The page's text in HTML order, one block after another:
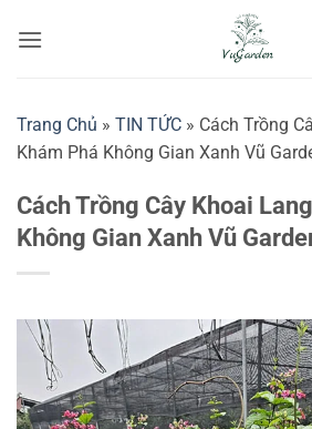
qua
Trang Chủ » TIN TỨC » Cách Trồng
Khám Phá Không Gian Xanh Vũ
Cách Trồng Cây Khoai
Không Gian Xanh Vũ